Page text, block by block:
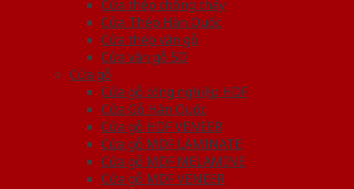
Cửa thép chống cháy
Cửa Thép Hàn Quốc
Cửa thép vân gỗ
Cửa vân gỗ 5D
Cửa gỗ
Cửa gỗ công nghiệp HDF
Cửa Gỗ Hàn Quốc
Cửa gỗ HDF VENEER
Cửa gỗ MDF LAMINATE
Cửa gỗ MDF MELAMINE
Cửa gỗ MDF VENEER